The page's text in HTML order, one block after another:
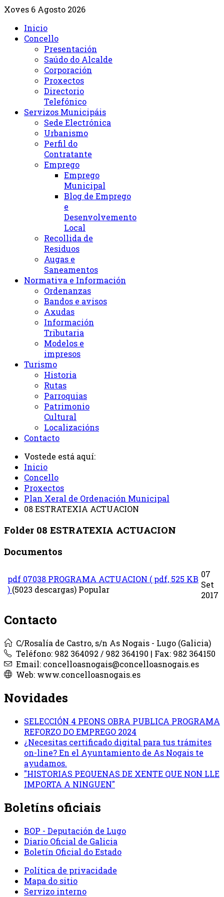
Xoves 6 Agosto 2026
Inicio
Concello
Presentación
Saúdo do Alcalde
Corporación
Proxectos
Directorio
Telefónico
Servizos Municipáis
Sede Electrónica
Urbanismo
Perfil do
Contratante
Emprego
Emprego
Municipal
Blog de Emprego
e
Desenvolvemento
Local
Recollida de
Residuos
Augas e
Saneamentos
Normativa e Información
Ordenanzas
Bandos e avisos
Axudas
Información
Tributaria
Modelos e
impresos
Turismo
Historia
Rutas
Parroquias
Patrimonio
Cultural
Localizacións
Contacto
Vostede está aquí:
Inicio
Concello
Proxectos
Plan Xeral de Ordenación Municipal
08 ESTRATEXIA ACTUACION
Folder 08 ESTRATEXIA ACTUACION
Documentos
pdf 07038 PROGRAMA ACTUACION ( pdf, 525 KB
) (5023 descargas) Popular
07
Set
2017
Contacto
C/Rosalía de Castro, s/n As Nogais - Lugo (Galicia)
Teléfono: 982 364092 / 982 364190 | Fax: 982 364150
Email: concelloasnogais@concelloasnogais.es
Web: www.concelloasnogais.es
Novidades
SELECCIÓN 4 PEONS OBRA PUBLICA PROGRAMA
REFORZO DO EMPREGO 2024
¿Necesitas certificado digital para tus trámites
on-line? En el Ayuntamiento de As Nogais te
ayudamos.
"HISTORIAS PEQUENAS DE XENTE QUE NON LLE
IMPORTA A NINGUEN"
Boletíns oficiais
BOP - Deputación de Lugo
Diario Oficial de Galicia
Boletín Oficial do Estado
Política de privacidade
Mapa do sitio
Servizo interno